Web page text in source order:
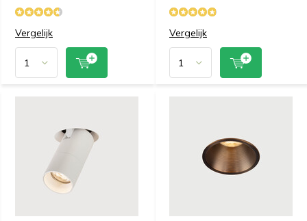
Vergelijk Vergelijk